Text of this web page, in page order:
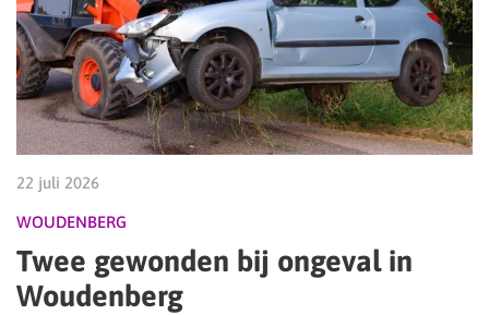
22 juli 2026
WOUDENBERG
Twee gewonden bij ongeval in
Woudenberg